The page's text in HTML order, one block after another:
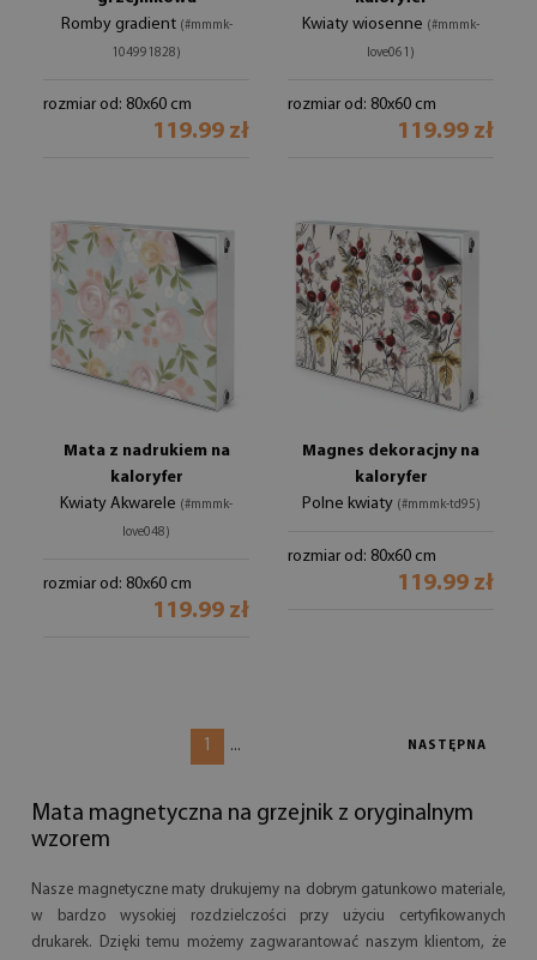
Romby gradient (#mmmk-
104991828)
rozmiar od: 80x60 cm
119.99 zł
Kwiaty wiosenne (#mmmk-
love061)
rozmiar od: 80x60 cm
119.99 zł
Mata z nadrukiem na
kaloryfer
Kwiaty Akwarele (#mmmk-
love048)
rozmiar od: 80x60 cm
119.99 zł
Magnes dekoracjny na
kaloryfer
Polne kwiaty (#mmmk-td95)
rozmiar od: 80x60 cm
119.99 zł
1 ... NASTĘPNA
Mata magnetyczna na grzejnik z oryginalnym
wzorem
Nasze magnetyczne maty drukujemy na dobrym gatunkowo materiale,
w bardzo wysokiej rozdzielczości przy użyciu certyfikowanych
drukarek. Dzięki temu możemy zagwarantować naszym klientom, że